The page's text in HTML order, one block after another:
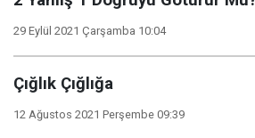
29 Eylül 2021 Çarşamba 10:04
Çığlık Çığlığa
12 Ağustos 2021 Perşembe 09:39